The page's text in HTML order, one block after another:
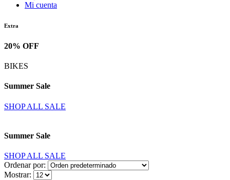
Mi cuenta
Extra
20% OFF
BIKES
Summer Sale
SHOP ALL SALE
Summer Sale
SHOP ALL SALE
Ordenar por:
Mostrar: